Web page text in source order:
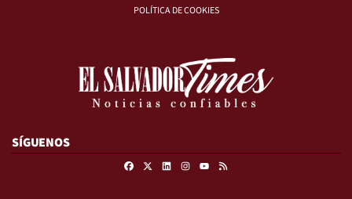
POLÍTICA DE COOKIES
SÍGUENOS
FacebookLinkedinInstagram